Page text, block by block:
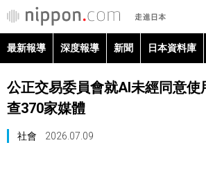
最新報導
最新報導 深度報導 新聞 日本資料庫
公正交易委員會就AI未經同意使
查370家媒體
社會 2026.07.09